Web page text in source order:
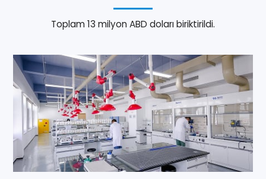
Toplam 13 milyon ABD doları biriktirildi.